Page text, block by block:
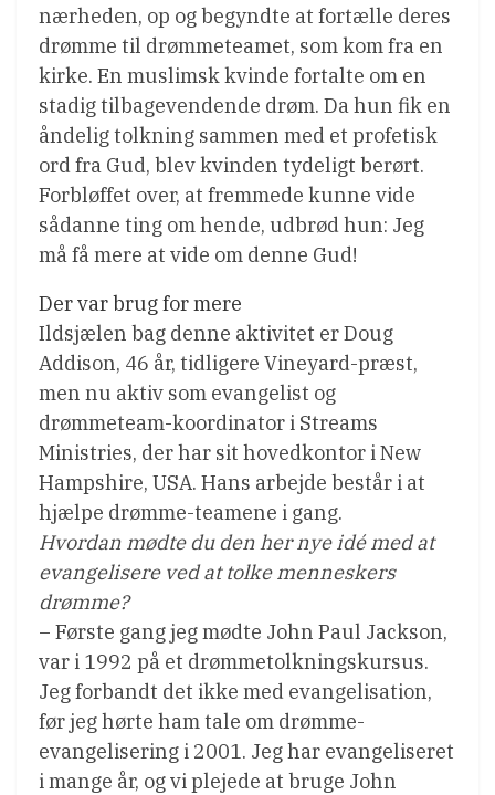
nærheden, op og begyndte at fortælle deres
drømme til drømmeteamet, som kom fra en
kirke. En muslimsk kvinde fortalte om en
stadig tilbagevendende drøm. Da hun fik en
åndelig tolkning sammen med et profetisk
ord fra Gud, blev kvinden tydeligt berørt.
Forbløffet over, at fremmede kunne vide
sådanne ting om hende, udbrød hun: Jeg
må få mere at vide om denne Gud!
Der var brug for mere
Ildsjælen bag denne aktivitet er Doug
Addison, 46 år, tidligere Vineyard-præst,
men nu aktiv som evangelist og
drømmeteam-koordinator i Streams
Ministries, der har sit hovedkontor i New
Hampshire, USA. Hans arbejde består i at
hjælpe drømme-teamene i gang.
Hvordan mødte du den her nye idé med at
evangelisere ved at tolke menneskers
drømme?
– Første gang jeg mødte John Paul Jackson,
var i 1992 på et drømmetolkningskursus.
Jeg forbandt det ikke med evangelisation,
før jeg hørte ham tale om drømme-
evangelisering i 2001. Jeg har evangeliseret
i mange år, og vi plejede at bruge John